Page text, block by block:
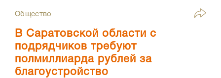
Общество
В Саратовской области с
подрядчиков требуют
полмиллиарда рублей за
благоустройство